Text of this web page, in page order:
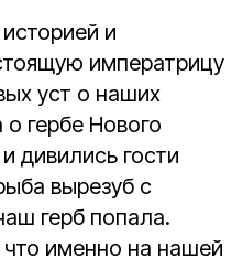
и
императрицу
уст о наших
гербе Нового
дивились гости
вырезуб с
герб попала.
именно на нашей